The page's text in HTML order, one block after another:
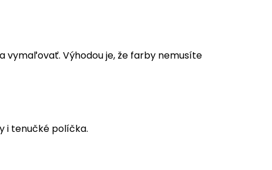
Výhodou je, že farby nemusíte
i tenučké políčka.